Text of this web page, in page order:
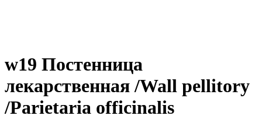
w19 Постенница
лекарственная /Wall pellitory
/Parietaria officinalis